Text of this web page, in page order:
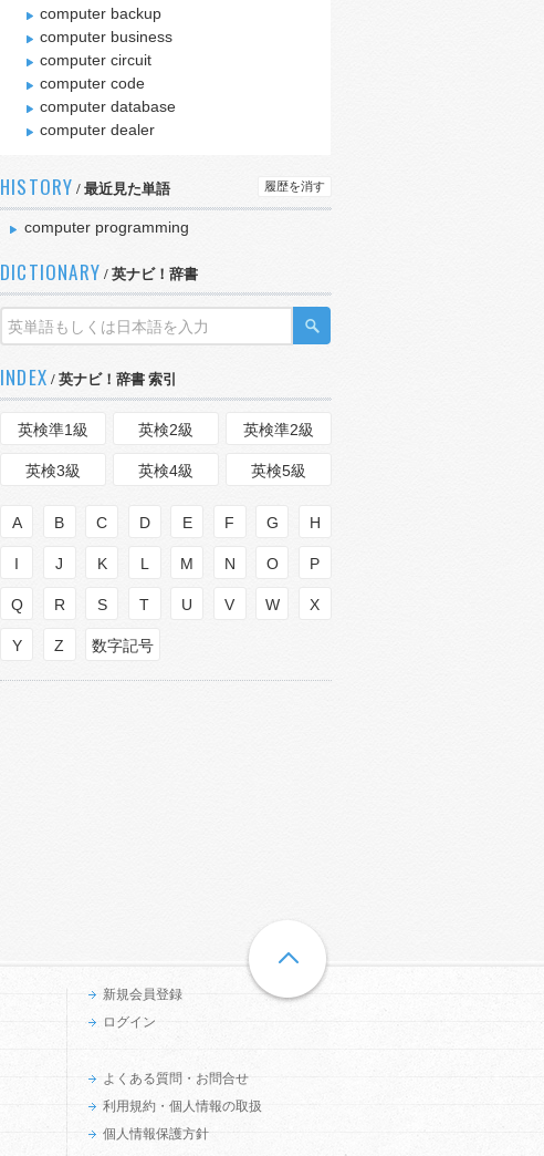
computer backup
computer business
computer circuit
computer code
computer database
computer dealer
HISTORY / 最近見た単語 履歴を消す
computer programming
DICTIONARY / 英ナビ！辞書
INDEX / 英ナビ！辞書 索引
英検準1級 英検2級 英検準2級
英検3級 英検4級 英検5級
A B C D E F G H
I J K L M N O P
Q R S T U V W X
Y Z 数字記号
新規会員登録
ログイン
よくある質問・お問合せ
利用規約・個人情報の取扱
個人情報保護方針